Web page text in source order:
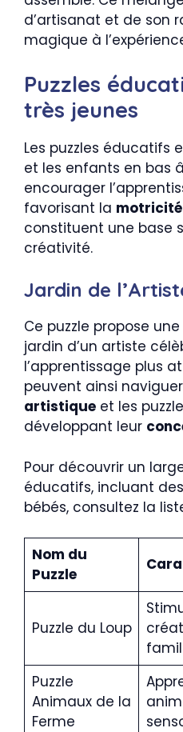
d’artisanat et de son
magique à
Puzzles
très jeunes
Les puzzles éducatifs
et les enfants en bas
encourager
favorisant la motricité
constituent une base
créativité.
Jardin de
Ce puzzle propose
jardin d’un artiste
l’apprentissage plus
peuvent ainsi
artistique et les
développant leur
Pour découvrir un
éducatifs, incluant
bébés, consultez la
Nom du
Puzzle
Puzzle du Loup
Puzzle
Animaux de la
Ferme